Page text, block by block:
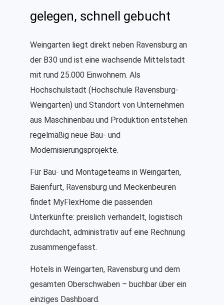
gelegen, schnell gebucht
Weingarten liegt direkt neben Ravensburg an
der B30 und ist eine wachsende Mittelstadt
mit rund 25.000 Einwohnern. Als
Hochschulstadt (Hochschule Ravensburg-
Weingarten) und Standort von Unternehmen
aus Maschinenbau und Produktion entstehen
regelmäßig neue Bau- und
Modernisierungsprojekte.
Für Bau- und Montageteams in Weingarten,
Baienfurt, Ravensburg und Meckenbeuren
findet MyFlexHome die passenden
Unterkünfte: preislich verhandelt, logistisch
durchdacht, administrativ auf eine Rechnung
zusammengefasst.
Hotels in Weingarten, Ravensburg und dem
gesamten Oberschwaben – buchbar über ein
einziges Dashboard.